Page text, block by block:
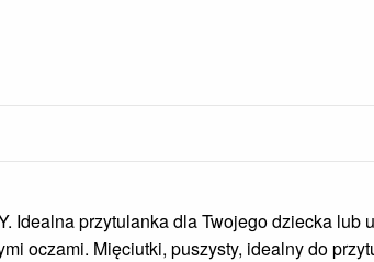
Idealna przytulanka dla Twojego dziecka lub
oczami. Mięciutki, puszysty, idealny do